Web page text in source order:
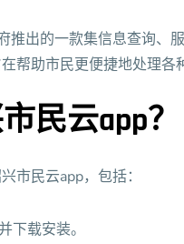
推出的一款集信息查询、
帮助市民更便捷地处理各
民云app？
市民云app，包括：
下载安装。